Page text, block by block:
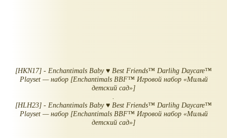
[HKN17] - Enchantimals Baby ♥ Best Friends™ Darlihg Daycare™
Playset — набор [Enchantimals BBF™ Игровой набор «Милый
детский сад»]
[HLH23] - Enchantimals Baby ♥ Best Friends™ Darlihg Daycare™
Playset — набор [Enchantimals BBF™ Игровой набор «Милый
детский сад»]